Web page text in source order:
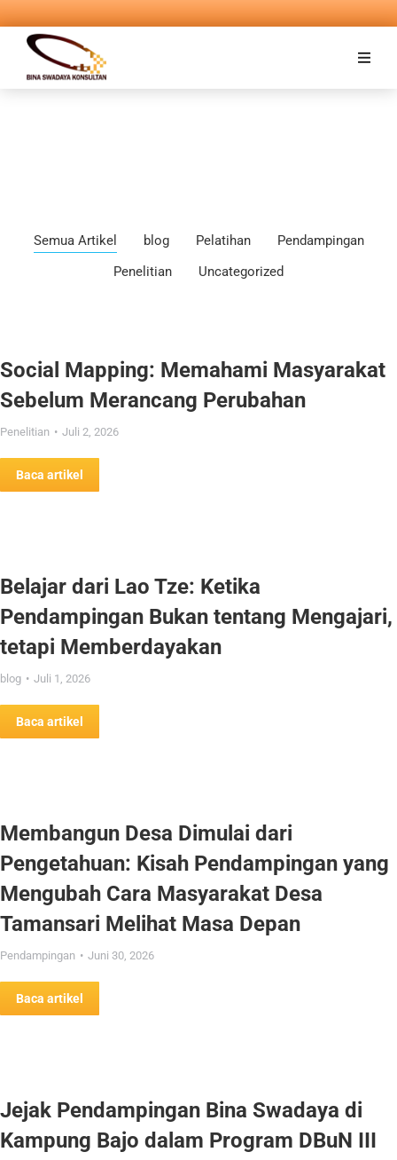
Semua Artikel blog Pelatihan
Pendampingan
Penelitian
Uncategorized
Social Mapping: Memahami Masyarakat
Sebelum Merancang Perubahan
Penelitian Juli 2, 2026
Baca artikel
Belajar dari Lao Tze: Ketika
Pendampingan Bukan tentang Mengajari,
tetapi Memberdayakan
blog Juli 1, 2026
Baca artikel
Membangun Desa Dimulai dari
Pengetahuan: Kisah Pendampingan yang
Mengubah Cara Masyarakat Desa
Tamansari Melihat Masa Depan
Pendampingan Juni 30, 2026
Baca artikel
Jejak Pendampingan Bina Swadaya di
Kampung Bajo dalam Program DBuN III